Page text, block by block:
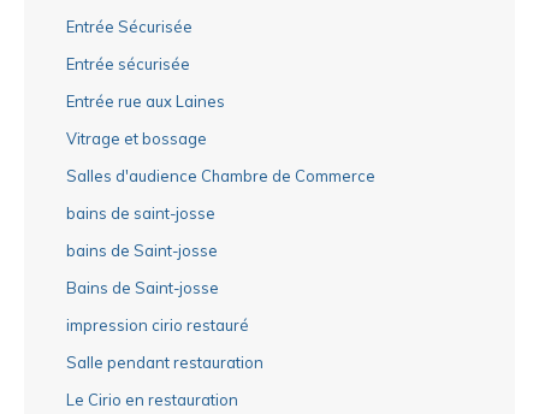
Entrée Sécurisée
Entrée sécurisée
Entrée rue aux Laines
Vitrage et bossage
Salles d'audience Chambre de Commerce
bains de saint-josse
bains de Saint-josse
Bains de Saint-josse
impression cirio restauré
Salle pendant restauration
Le Cirio en restauration